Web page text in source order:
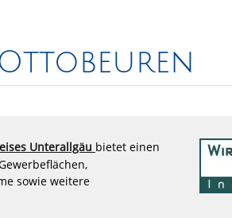
Unterallgäu bietet einen
sowie weitere